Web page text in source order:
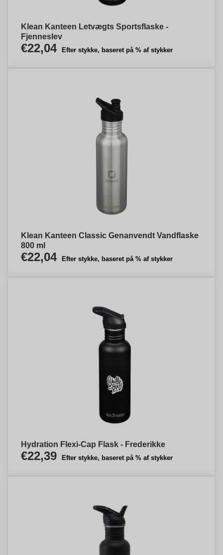
Klean Kanteen Letvægts Sportsflaske -
Fjenneslev
€22,04 Efter stykke, baseret på % af stykker
Klean Kanteen Classic Genanvendt Vandflaske
800 ml
€22,04 Efter stykke, baseret på % af stykker
Hydration Flexi-Cap Flask - Frederikke
€22,39 Efter stykke, baseret på % af stykker